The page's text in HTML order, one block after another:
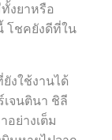
งยาหรือ
โชคยังดีที่ใน
งใช้งานได้
จนตินา ชิลี
อย่างเต็ม